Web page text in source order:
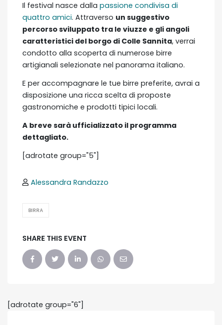
Il festival nasce dalla passione condivisa di
quattro amici. Attraverso un suggestivo
percorso sviluppato tra le viuzze e gli angoli
caratteristici del borgo di Colle Sannita, verrai
condotto alla scoperta di numerose birre
artigianali selezionate nel panorama italiano.
E per accompagnare le tue birre preferite, avrai a
disposizione una ricca scelta di proposte
gastronomiche e prodotti tipici locali.
A breve sarà ufficializzato il programma
dettagliato.
[adrotate group="5"]
Alessandra Randazzo
BIRRA
SHARE THIS EVENT
[adrotate group="6"]